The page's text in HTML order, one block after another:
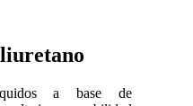
a base de